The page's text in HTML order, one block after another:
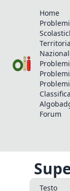
Home
Problemi
Classifica
Forum
Testo